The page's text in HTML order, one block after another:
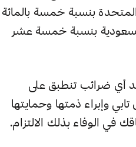
المتحدة بنسبة خمسة بالمائة
السعودية بنسبة خمسة عشر
أي ضرائب تنطبق على
وإبراء ذمتها وحمايتها
في الوفاء بذلك الالتزام.